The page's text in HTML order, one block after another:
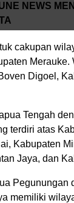
NEWS
cakupan
Digoel,
Tengah
terdiri atas
Kabupaten
Jaya, dan
Pegunungan
memiliki